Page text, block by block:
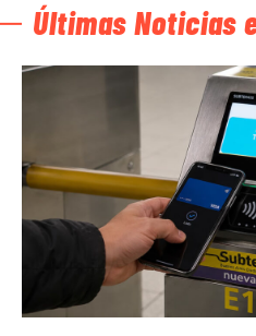
Últimas Noticias